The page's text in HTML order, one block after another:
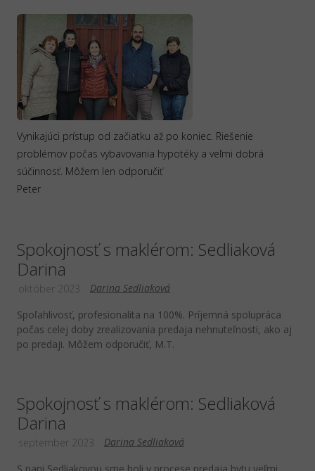
Vynikajúci prístup od začiatku až po koniec. Riešenie
problémov počas vybavovania hypotéky a veľmi dobrá
súčinnosť. Môžem len odporučiť
Peter
Spokojnosť s maklérom: Sedliaková
Darina
Darina Sedliaková
október 2023
Spoľahlivosť, profesionalita na 100%. Príjemná spolupráca
počas celej doby zrealizovania predaja nehnuteľnosti, ako aj
po predaji. Môžem odporučiť, M.T.
Spokojnosť s maklérom: Sedliaková
Darina
Darina Sedliaková
september 2023